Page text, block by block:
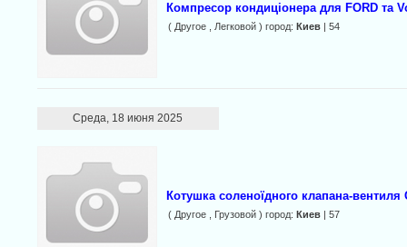
Компресор кондиціонера для FORD та
( Другое , Легковой ) город: Киев| 54
Среда, 18 июня 2025
Котушка соленоїдного клапана-вентиля
( Другое , Грузовой ) город: Киев| 57